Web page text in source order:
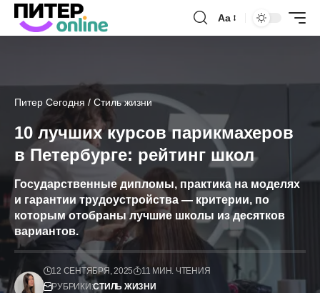
Аа
Питер Сегодня / Стиль жизни
10 лучших курсов парикмахеров
в Петербурге: рейтинг школ
Государственные дипломы, практика на моделях
и гарантии трудоустройства — критерии, по
которым отобраны лучшие школы из десятков
вариантов.
12 СЕНТЯБРЯ, 2025
11 МИН. ЧТЕНИЯ
РУБРИКИ:СТИЛЬ ЖИЗНИ